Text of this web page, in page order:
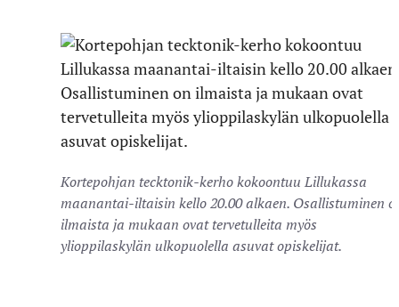
Kortepohjan tecktonik-kerho kokoontuu Lillukassa
maanantai-iltaisin kello 20.00 alkaen. Osallistuminen
ilmaista ja mukaan ovat tervetulleita myös
ylioppilaskylän ulkopuolella asuvat opiskelijat.